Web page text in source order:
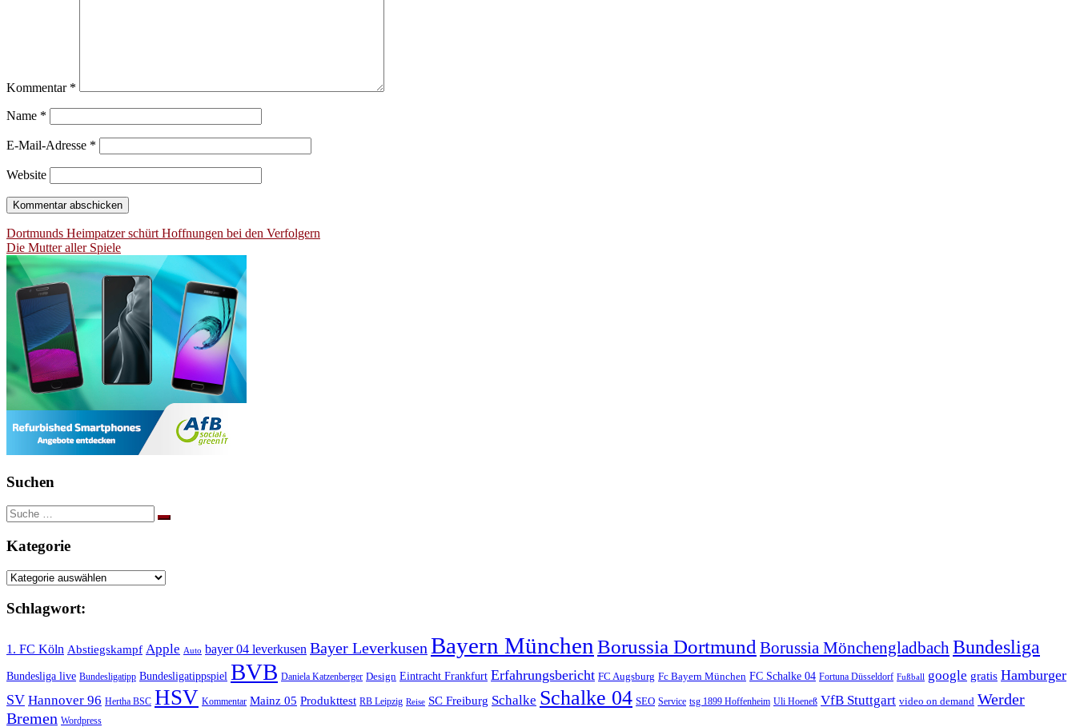
Kommentar *
Name *
E-Mail-Adresse *
Website
Beitragsnavigation
Dortmunds Heimpatzer schürt Hoffnungen bei den Verfolgern
Die Mutter aller Spiele
Suchen
Suche
nach:
Kategorie
Kategorie
Schlagwort:
1. FC Köln Abstiegskampf Apple Auto bayer 04 leverkusen Bayer Leverkusen Bayern München Borussia Dortmund Borussia MönchengladbachBundesliga
Bundesliga live Bundesligatipp Bundesligatippspiel BVB Daniela Katzenberger Design Eintracht Frankfurt Erfahrungsbericht FC Augsburg Fc Bayern München FC Schalke 04 Fortuna Düsseldorf Fußball google gratis Hamburger
SV Hannover 96 Hertha BSC HSV Kommentar Mainz 05 Produkttest RB Leipzig Reise SC Freiburg Schalke Schalke 04 SEO Service tsg 1899 Hoffenheim Uli Hoeneß VfB Stuttgart video on demand Werder
Bremen Wordpress